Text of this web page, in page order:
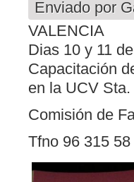
Enviado por
VALENCIA
Dias 10 y 11
Capacitación
en la UCV
Comisión de
Tfno 96 315 58